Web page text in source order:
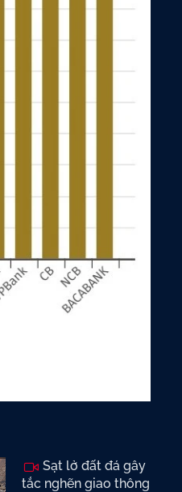
Sạt lở đất đá gây
tắc nghẽn giao thông